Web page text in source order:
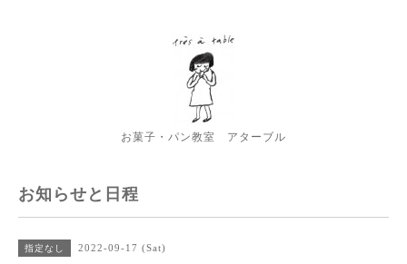
お菓子・パン教室 アターブル
お知らせと日程
指定なし 2022-09-17 (Sat)